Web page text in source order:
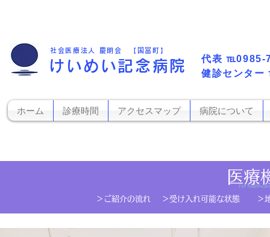
​健診センター
社会医療法人 慶明会 【国富町】
けいめい記念病院 代表​ ℡0985-
ホーム 診療時間 アクセスマップ 病院について
医療
For
​＞ご紹介の流れ ＞受け入れ可能な状態 ＞